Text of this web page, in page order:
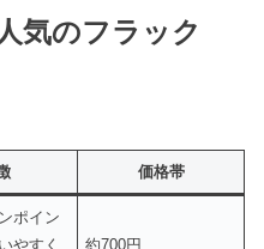
気のフラック
価格帯
ポイン
やすく
約700円